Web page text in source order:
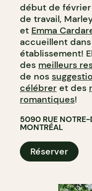
début de
de travail,
et Emma
accueillent
établissement!
des meilleurs
de nos
célébrer et des
romantiques!
5090 RUE NOTRE-
MONTRÉAL
Réserver